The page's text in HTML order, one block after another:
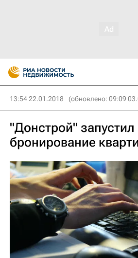
13:54 22.01.2018 (обновлено: 09:09
"Донстрой"
бронирование